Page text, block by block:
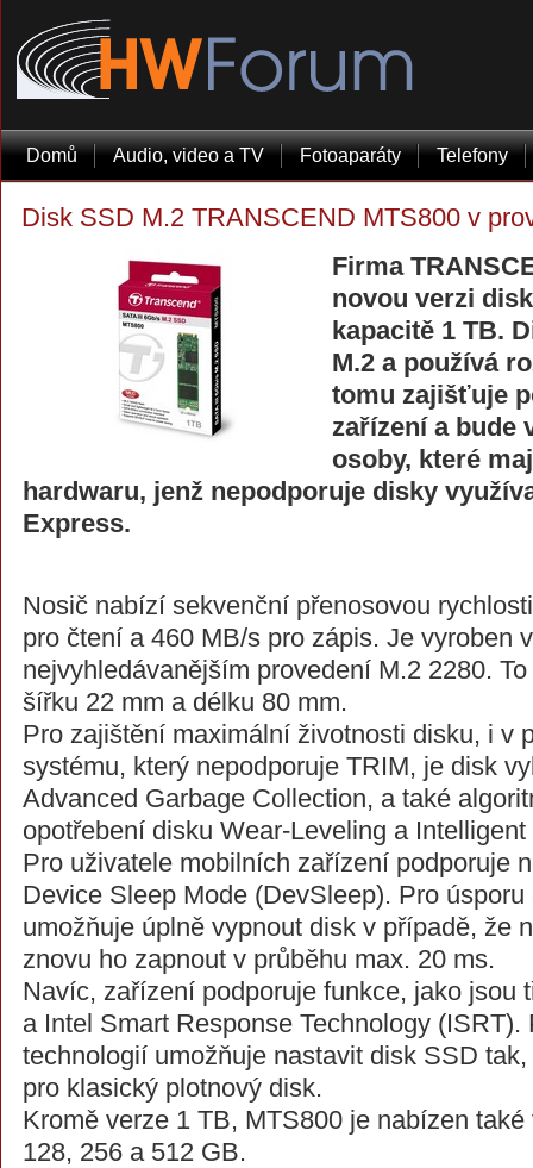
Domů Audio, video a TV Fotoaparáty Telefony
Disk SSD M.2 TRANSCEND MTS800 v
Firma
novou verzi
kapacitě 1 TB.
M.2 a používá
tomu zajišťuje
zařízení a bude
osoby, které
hardwaru, jenž nepodporuje disky
Express.
Nosič nabízí sekvenční přenosovou
pro čtení a 460 MB/s pro zápis. Je vyroben
nejvyhledávanějším provedení M.2 2280.
šířku 22 mm a délku 80 mm.
Pro zajištění maximální životnosti disku, i v
systému, který nepodporuje TRIM, je disk
Advanced Garbage Collection, a také
opotřebení disku Wear-Leveling a
Pro uživatele mobilních zařízení podporuje
Device Sleep Mode (DevSleep). Pro
umožňuje úplně vypnout disk v případě, že
znovu ho zapnout v průběhu max. 20 ms.
Navíc, zařízení podporuje funkce, jako jsou
a Intel Smart Response Technology
technologií umožňuje nastavit disk SSD
pro klasický plotnový disk.
Kromě verze 1 TB, MTS800 je nabízen
128, 256 a 512 GB.